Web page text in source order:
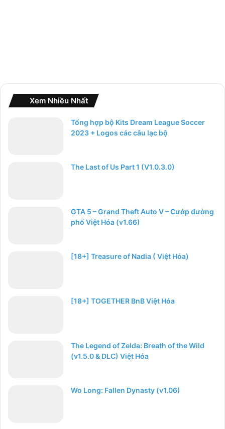
Xem Nhiều Nhất
Tổng hợp bộ Kits Dream League Soccer
2023 + Logos các câu lạc bộ
The Last of Us Part 1 (V1.0.3.0)
GTA 5 – Grand Theft Auto V – Cướp đường
phố Việt Hóa (v1.66)
[18+] Treasure of Nadia ( Việt Hóa)
[18+] TOGETHER BnB Việt Hóa
The Legend of Zelda: Breath of the Wild
(v1.5.0 & DLC) Việt Hóa
Wo Long: Fallen Dynasty (v1.06)